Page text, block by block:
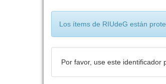
Los ítems de RIUdeG están
Por favor, use este identificador